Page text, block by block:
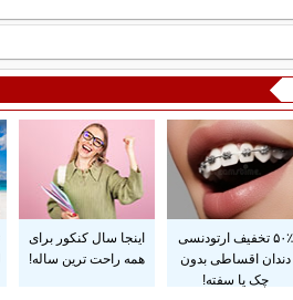
۵۰٪ تخفیف ارتودنسی
دندان اقساطی بدون
چک یا سفته!
اینجا سال کنکور برای
همه راحت ترین ساله!